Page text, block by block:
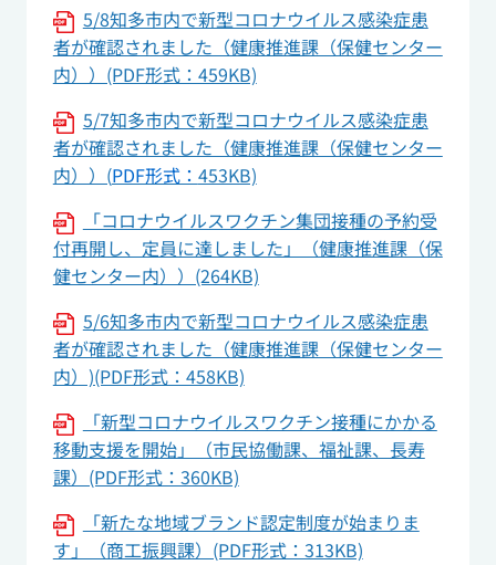
5/8知多市内で新型コロナウイルス感染症患
者が確認されました（健康推進課（保健センター
内））(PDF形式：459KB)
5/7知多市内で新型コロナウイルス感染症患
者が確認されました（健康推進課（保健センター
内））(PDF形式： 453KB)
「コロナウイルスワクチン集団接種の予約受
付再開し、定員に達しました」（健康推進課（保
健センター内））(264KB)
5/6知多市内で新型コロナウイルス感染症患
者が確認されました（健康推進課（保健センター
内）)(PDF形式：458KB)
「新型コロナウイルスワクチン接種にかかる
移動支援を開始」（市民協働課、福祉課、長寿
課）(PDF形式：360KB)
「新たな地域ブランド認定制度が始まりま
す」（商工振興課）(PDF形式：313KB)